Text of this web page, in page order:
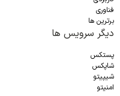
فناوری
برترین ها
دیگر سرویس ها
پستکس
شاپکس
شیپیتو
امنیتو